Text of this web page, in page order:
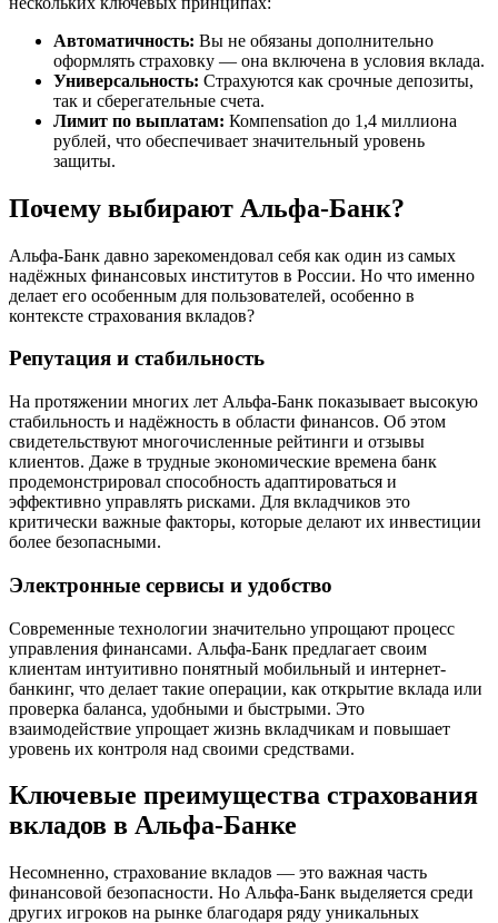
Автоматичность: Вы не обязаны дополнительно
оформлять страховку — она включена в условия вклада.
Универсальность: Страхуются как срочные депозиты,
так и сберегательные счета.
Лимит по выплатам: Компensation до 1,4 миллиона
рублей, что обеспечивает значительный уровень
защиты.
Почему выбирают Альфа-Банк?
Альфа-Банк давно зарекомендовал себя как один из самых
надёжных финансовых институтов в России. Но что именно
делает его особенным для пользователей, особенно в
контексте страхования вкладов?
Репутация и стабильность
На протяжении многих лет Альфа-Банк показывает высокую
стабильность и надёжность в области финансов. Об этом
свидетельствуют многочисленные рейтинги и отзывы
клиентов. Даже в трудные экономические времена банк
продемонстрировал способность адаптироваться и
эффективно управлять рисками. Для вкладчиков это
критически важные факторы, которые делают их инвестиции
более безопасными.
Электронные сервисы и удобство
Современные технологии значительно упрощают процесс
управления финансами. Альфа-Банк предлагает своим
клиентам интуитивно понятный мобильный и интернет-
банкинг, что делает такие операции, как открытие вклада или
проверка баланса, удобными и быстрыми. Это
взаимодействие упрощает жизнь вкладчикам и повышает
уровень их контроля над своими средствами.
Ключевые преимущества страхования
вкладов в Альфа-Банке
Несомненно, страхование вкладов — это важная часть
финансовой безопасности. Но Альфа-Банк выделяется среди
других игроков на рынке благодаря ряду уникальных